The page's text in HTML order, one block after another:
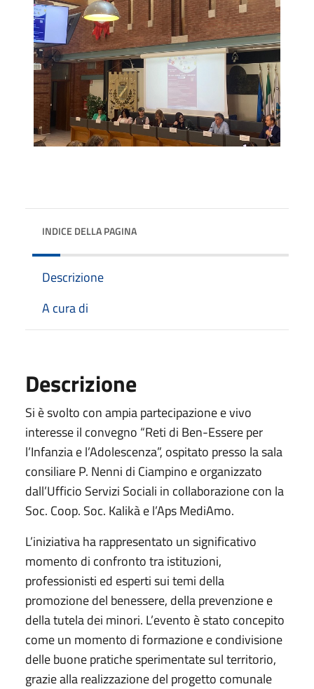
INDICE DELLA PAGINA
Descrizione
A cura di
Descrizione
Si è svolto con ampia partecipazione e vivo
interesse il convegno “Reti di Ben-Essere per
l’Infanzia e l’Adolescenza”, ospitato presso la sala
consiliare P. Nenni di Ciampino e organizzato
dall’Ufficio Servizi Sociali in collaborazione con la
Soc. Coop. Soc. Kalikà e l’Aps MediAmo.
L’iniziativa ha rappresentato un significativo
momento di confronto tra istituzioni,
professionisti ed esperti sui temi della
promozione del benessere, della prevenzione e
della tutela dei minori. L’evento è stato concepito
come un momento di formazione e condivisione
delle buone pratiche sperimentate sul territorio,
grazie alla realizzazione del progetto comunale